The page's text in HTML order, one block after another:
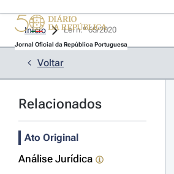
Jornal Oficial da República Portuguesa
Início
Voltar
Relacionados
Ato Original
Análise Jurídica